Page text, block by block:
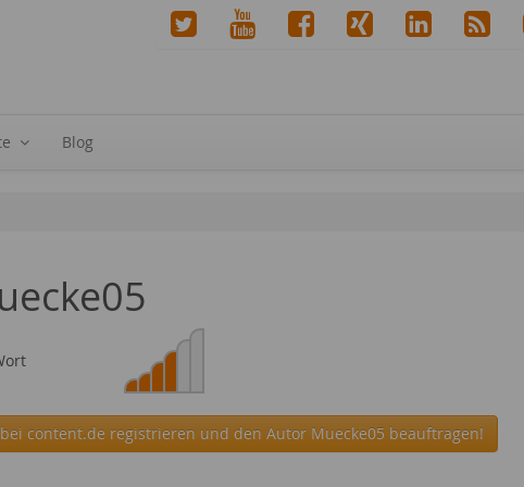
Blog
content.de registrieren und den Autor Muecke05 beauftragen!